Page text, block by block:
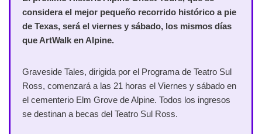
considera el mejor pequeño recorrido histórico a pie
de Texas, será el viernes y sábado, los mismos días
que ArtWalk en Alpine.
Graveside Tales, dirigida por el Programa de Teatro Sul
Ross, comenzará a las 21 horas el Viernes y sábado en
el cementerio Elm Grove de Alpine. Todos los ingresos
se destinan a becas del Teatro Sul Ross.